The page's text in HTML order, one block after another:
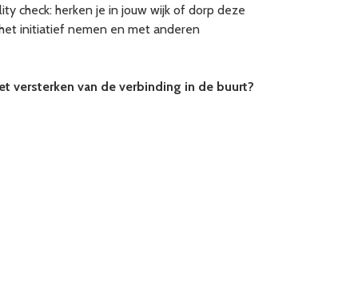
check: herken je in jouw wijk of dorp deze
initiatief nemen en met anderen
versterken van de verbinding in de buurt?